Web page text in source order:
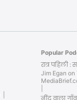
Popular
रात्र पहिली :
Jim Egan
नींद वाला गाँव